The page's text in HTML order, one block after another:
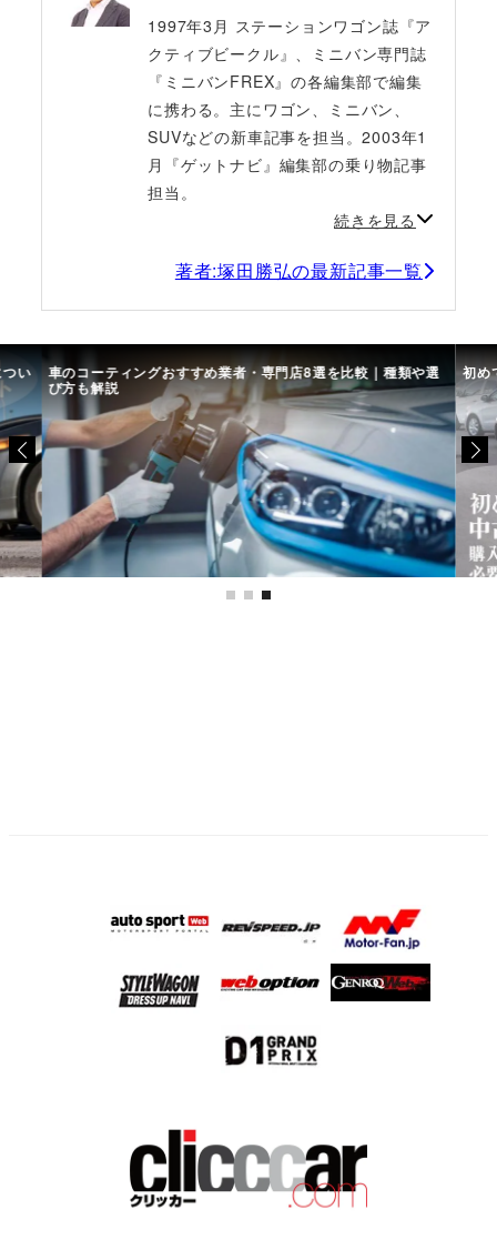
1997年3月 ステーションワゴン誌『ア
クティブビークル』、ミニバン専門誌
『ミニバンFREX』の各編集部で編集
に携わる。主にワゴン、ミニバン、
SUVなどの新車記事を担当。2003年1
月『ゲットナビ』編集部の乗り物記事
担当。
続きを見る
著者:塚田勝弘の最新記事一覧
い 車のコーティングおすすめ業者・専門店8選を比較｜種類や選
び方も解説
初め